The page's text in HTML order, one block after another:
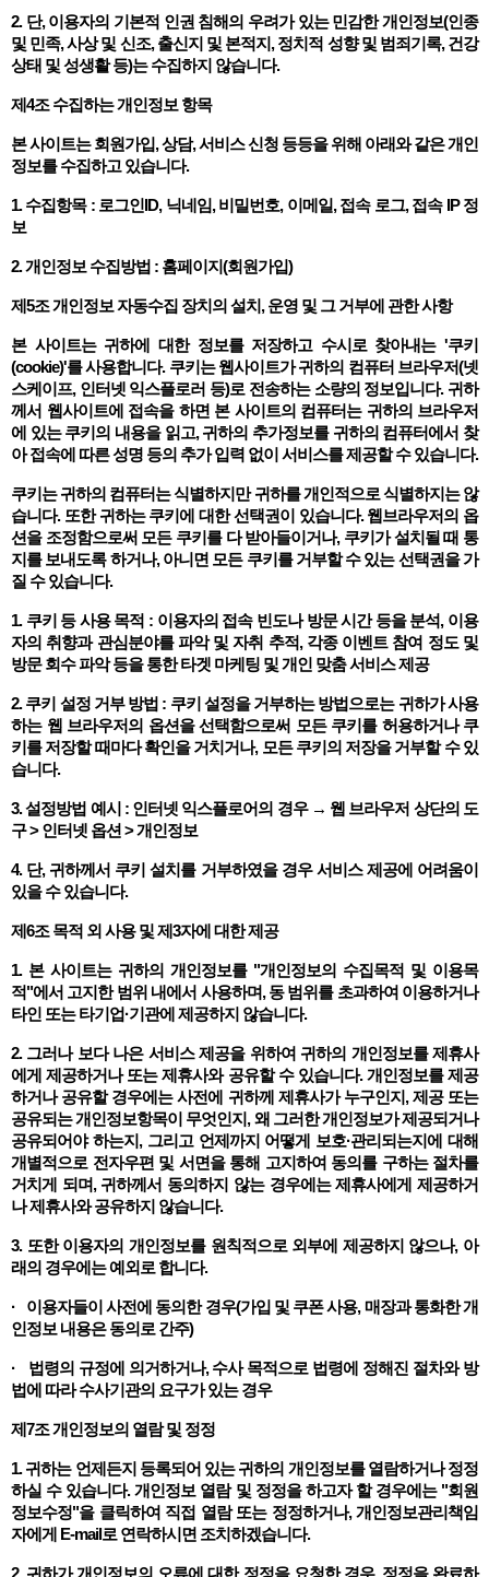
2. 단, 이용자의 기본적 인권 침해의 우려가 있는 민감한 개인정보(인종
및 민족, 사상 및 신조, 출신지 및 본적지, 정치적 성향 및 범죄기록, 건강
상태 및 성생활 등)는 수집하지 않습니다.
제4조 수집하는 개인정보 항목
본 사이트는 회원가입, 상담, 서비스 신청 등등을 위해 아래와 같은 개인
정보를 수집하고 있습니다.
1. 수집항목 : 로그인ID, 닉네임, 비밀번호, 이메일, 접속 로그, 접속 IP 정
보
2. 개인정보 수집방법 : 홈페이지(회원가입)
제5조 개인정보 자동수집 장치의 설치, 운영 및 그 거부에 관한 사항
본 사이트는 귀하에 대한 정보를 저장하고 수시로 찾아내는 '쿠키
(cookie)'를 사용합니다. 쿠키는 웹사이트가 귀하의 컴퓨터 브라우저(넷
스케이프, 인터넷 익스플로러 등)로 전송하는 소량의 정보입니다. 귀하
께서 웹사이트에 접속을 하면 본 사이트의 컴퓨터는 귀하의 브라우저
에 있는 쿠키의 내용을 읽고, 귀하의 추가정보를 귀하의 컴퓨터에서 찾
아 접속에 따른 성명 등의 추가 입력 없이 서비스를 제공할 수 있습니다.
쿠키는 귀하의 컴퓨터는 식별하지만 귀하를 개인적으로 식별하지는 않
습니다. 또한 귀하는 쿠키에 대한 선택권이 있습니다. 웹브라우저의 옵
션을 조정함으로써 모든 쿠키를 다 받아들이거나, 쿠키가 설치될 때 통
지를 보내도록 하거나, 아니면 모든 쿠키를 거부할 수 있는 선택권을 가
질 수 있습니다.
1. 쿠키 등 사용 목적 : 이용자의 접속 빈도나 방문 시간 등을 분석, 이용
자의 취향과 관심분야를 파악 및 자취 추적, 각종 이벤트 참여 정도 및
방문 회수 파악 등을 통한 타겟 마케팅 및 개인 맞춤 서비스 제공
2. 쿠키 설정 거부 방법 : 쿠키 설정을 거부하는 방법으로는 귀하가 사용
하는 웹 브라우저의 옵션을 선택함으로써 모든 쿠키를 허용하거나 쿠
키를 저장할 때마다 확인을 거치거나, 모든 쿠키의 저장을 거부할 수 있
습니다.
3. 설정방법 예시 : 인터넷 익스플로어의 경우 → 웹 브라우저 상단의 도
구 > 인터넷 옵션 > 개인정보
4. 단, 귀하께서 쿠키 설치를 거부하였을 경우 서비스 제공에 어려움이
있을 수 있습니다.
제6조 목적 외 사용 및 제3자에 대한 제공
1. 본 사이트는 귀하의 개인정보를 "개인정보의 수집목적 및 이용목
적"에서 고지한 범위 내에서 사용하며, 동 범위를 초과하여 이용하거나
타인 또는 타기업·기관에 제공하지 않습니다.
2. 그러나 보다 나은 서비스 제공을 위하여 귀하의 개인정보를 제휴사
에게 제공하거나 또는 제휴사와 공유할 수 있습니다. 개인정보를 제공
하거나 공유할 경우에는 사전에 귀하께 제휴사가 누구인지, 제공 또는
공유되는 개인정보항목이 무엇인지, 왜 그러한 개인정보가 제공되거나
공유되어야 하는지, 그리고 언제까지 어떻게 보호·관리되는지에 대해
개별적으로 전자우편 및 서면을 통해 고지하여 동의를 구하는 절차를
거치게 되며, 귀하께서 동의하지 않는 경우에는 제휴사에게 제공하거
나 제휴사와 공유하지 않습니다.
3. 또한 이용자의 개인정보를 원칙적으로 외부에 제공하지 않으나, 아
래의 경우에는 예외로 합니다.
· 이용자들이 사전에 동의한 경우(가입 및 쿠폰 사용, 매장과 통화한 개
인정보 내용은 동의로 간주)
· 법령의 규정에 의거하거나, 수사 목적으로 법령에 정해진 절차와 방
법에 따라 수사기관의 요구가 있는 경우
제7조 개인정보의 열람 및 정정
1. 귀하는 언제든지 등록되어 있는 귀하의 개인정보를 열람하거나 정정
하실 수 있습니다. 개인정보 열람 및 정정을 하고자 할 경우에는 "회원
정보수정"을 클릭하여 직접 열람 또는 정정하거나, 개인정보관리책임
자에게 E-mail로 연락하시면 조치하겠습니다.
2. 귀하가 개인정보의 오류에 대한 정정을 요청한 경우, 정정을 완료하